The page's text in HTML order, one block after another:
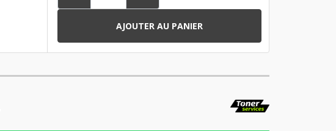
AJOUTER AU PANIER